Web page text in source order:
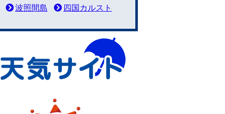
波照間島 四国カルスト